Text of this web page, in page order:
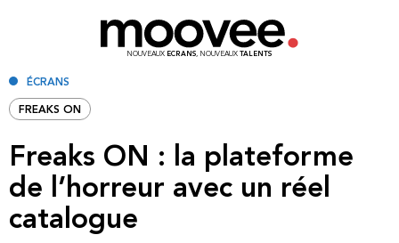
NOUVEAUX ECRANS, NOUVEAUX TALENTS
ÉCRANS
FREAKS ON
Freaks ON : la plateforme
de l’horreur avec un réel
catalogue